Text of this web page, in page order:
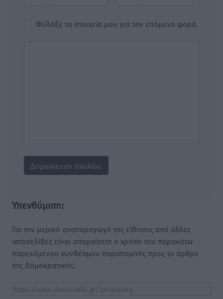
Φύλαξε τα στοιχεία μου για την επόμενη φορά.
Υπενθύμιση:
Για την μερική αναπαραγωγή της είδησης από άλλες
ιστοσελίδες είναι απαραίτητη η χρήση του παρακάτω
παρεχόμενου συνδέσμου παραπομπής προς το άρθρο
της Δημοκρατικής.